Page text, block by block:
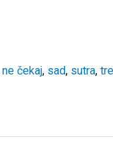
ne čekaj, sad, sutra,